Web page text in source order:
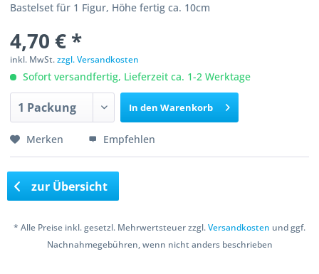
Bastelset für 1 Figur, Höhe fertig ca. 10cm
4,70 € *
inkl. MwSt.zzgl. Versandkosten
Sofort versandfertig, Lieferzeit ca. 1-2 Werktage
In den Warenkorb
Merken Empfehlen
zur Übersicht
* Alle Preise inkl. gesetzl. Mehrwertsteuer zzgl.Versandkosten und ggf.
Nachnahmegebühren, wenn nicht anders beschrieben